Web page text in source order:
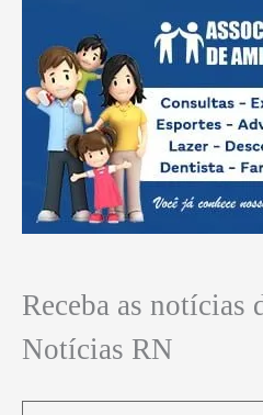
Receba as notícias
Notícias RN